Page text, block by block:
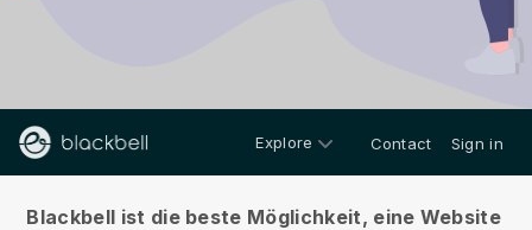
Explore Contact Sign in
Blackbell ist die beste Möglichkeit, eine Website